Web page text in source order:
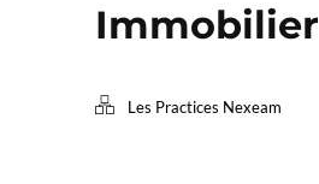
Immobilier
Les Practices Nexeam